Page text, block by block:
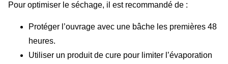
Pour optimiser le séchage, il est recommandé de :
Protéger l’ouvrage avec une bâche les premières 48
heures.
Utiliser un produit de cure pour limiter l’évaporation